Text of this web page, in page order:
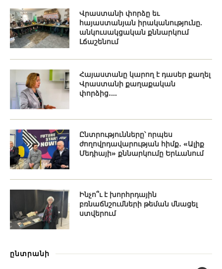
Վրաստանի փորձը եւ
հայաստանյան իրականությունը.
անկուսակցական քննարկում
Լճաշենում
Հայաստանը կարող է դասեր քաղել
Վրաստանի քաղաքական
փորձից․...
Ընտրությունները՝ որպես
ժողովրդավարության հիմք․ «Ալիք
Մեդիայի» քննարկումը Երևանում
Ինչո՞ւ է խորհրդային
բռնաճնշումների թեման մնացել
ստվերում
ընտրանի